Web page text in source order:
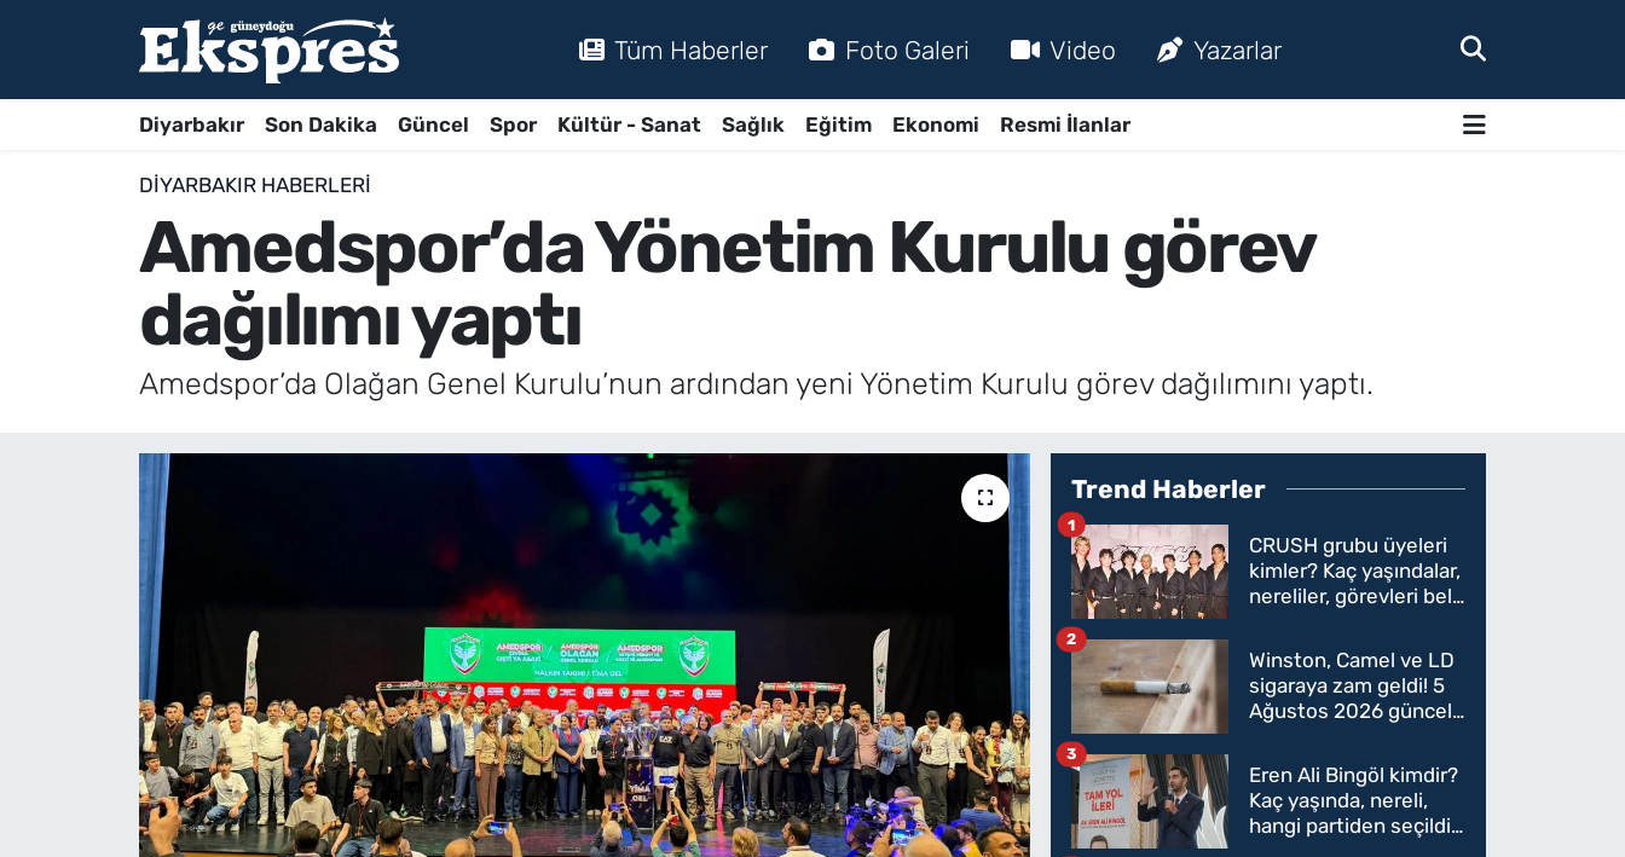
Tüm Haberler Foto Galeri Video Yazarlar
Diyarbakır Son Dakika Güncel Spor Kültür - Sanat Sağlık Eğitim Ekonomi Resmi İlanlar
DIYARBAKIR HABERLERI
Amedspor’da Yönetim Kurulu görev
dağılımı yaptı
Amedspor’da Olağan Genel Kurulu’nun ardından yeni Yönetim Kurulu görev dağılımını yaptı.
Trend Haberler
CRUSH grubu üyeleri
kimler? Kaç yaşındalar,
nereliler, görevleri belli
1
Winston, Camel ve LD
sigaraya zam geldi! 5
Ağustos 2026 güncel
oldu
2
Eren Ali Bingöl kimdir?
Kaç yaşında, nereli,
hangi partiden seçildi?
3